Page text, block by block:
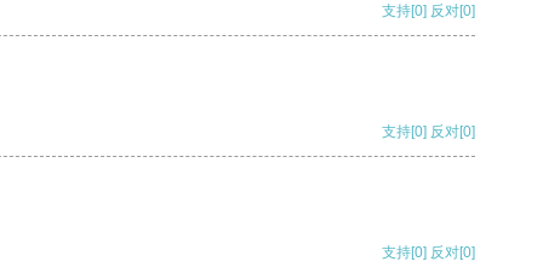
支持[0] 反对[0]
支持[0] 反对[0]
支持[0] 反对[0]